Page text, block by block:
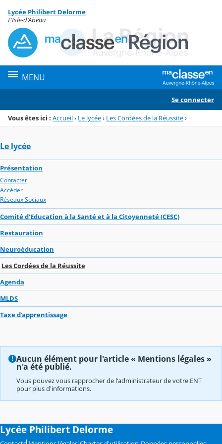
Menu de la rubrique
Contenu
Lycée Philibert Delorme
L'Isle-d'Abeau
MENU
Se connecter
Vous êtes ici : Accueil› Le lycée› Les Cordées de la Réussite›
Le lycée
Présentation
Contacter
Accéder
Réseaux Sociaux
Comité d'Education à la Santé et à la Citoyenneté (CESC)
Restauration
Neuroéducation
Les Cordées de la Réussite
Agenda
MLDS
Taxe d'apprentissage
Aucun élément pour l'article « Mentions légales »
n'a été publié.
Vous pouvez vous rapprocher de l'administrateur de votre ENT
pour plus d'informations.
Lycée Philibert Delorme